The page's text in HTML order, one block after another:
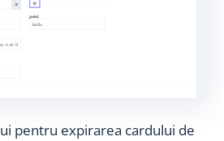
pentru expirarea cardului de